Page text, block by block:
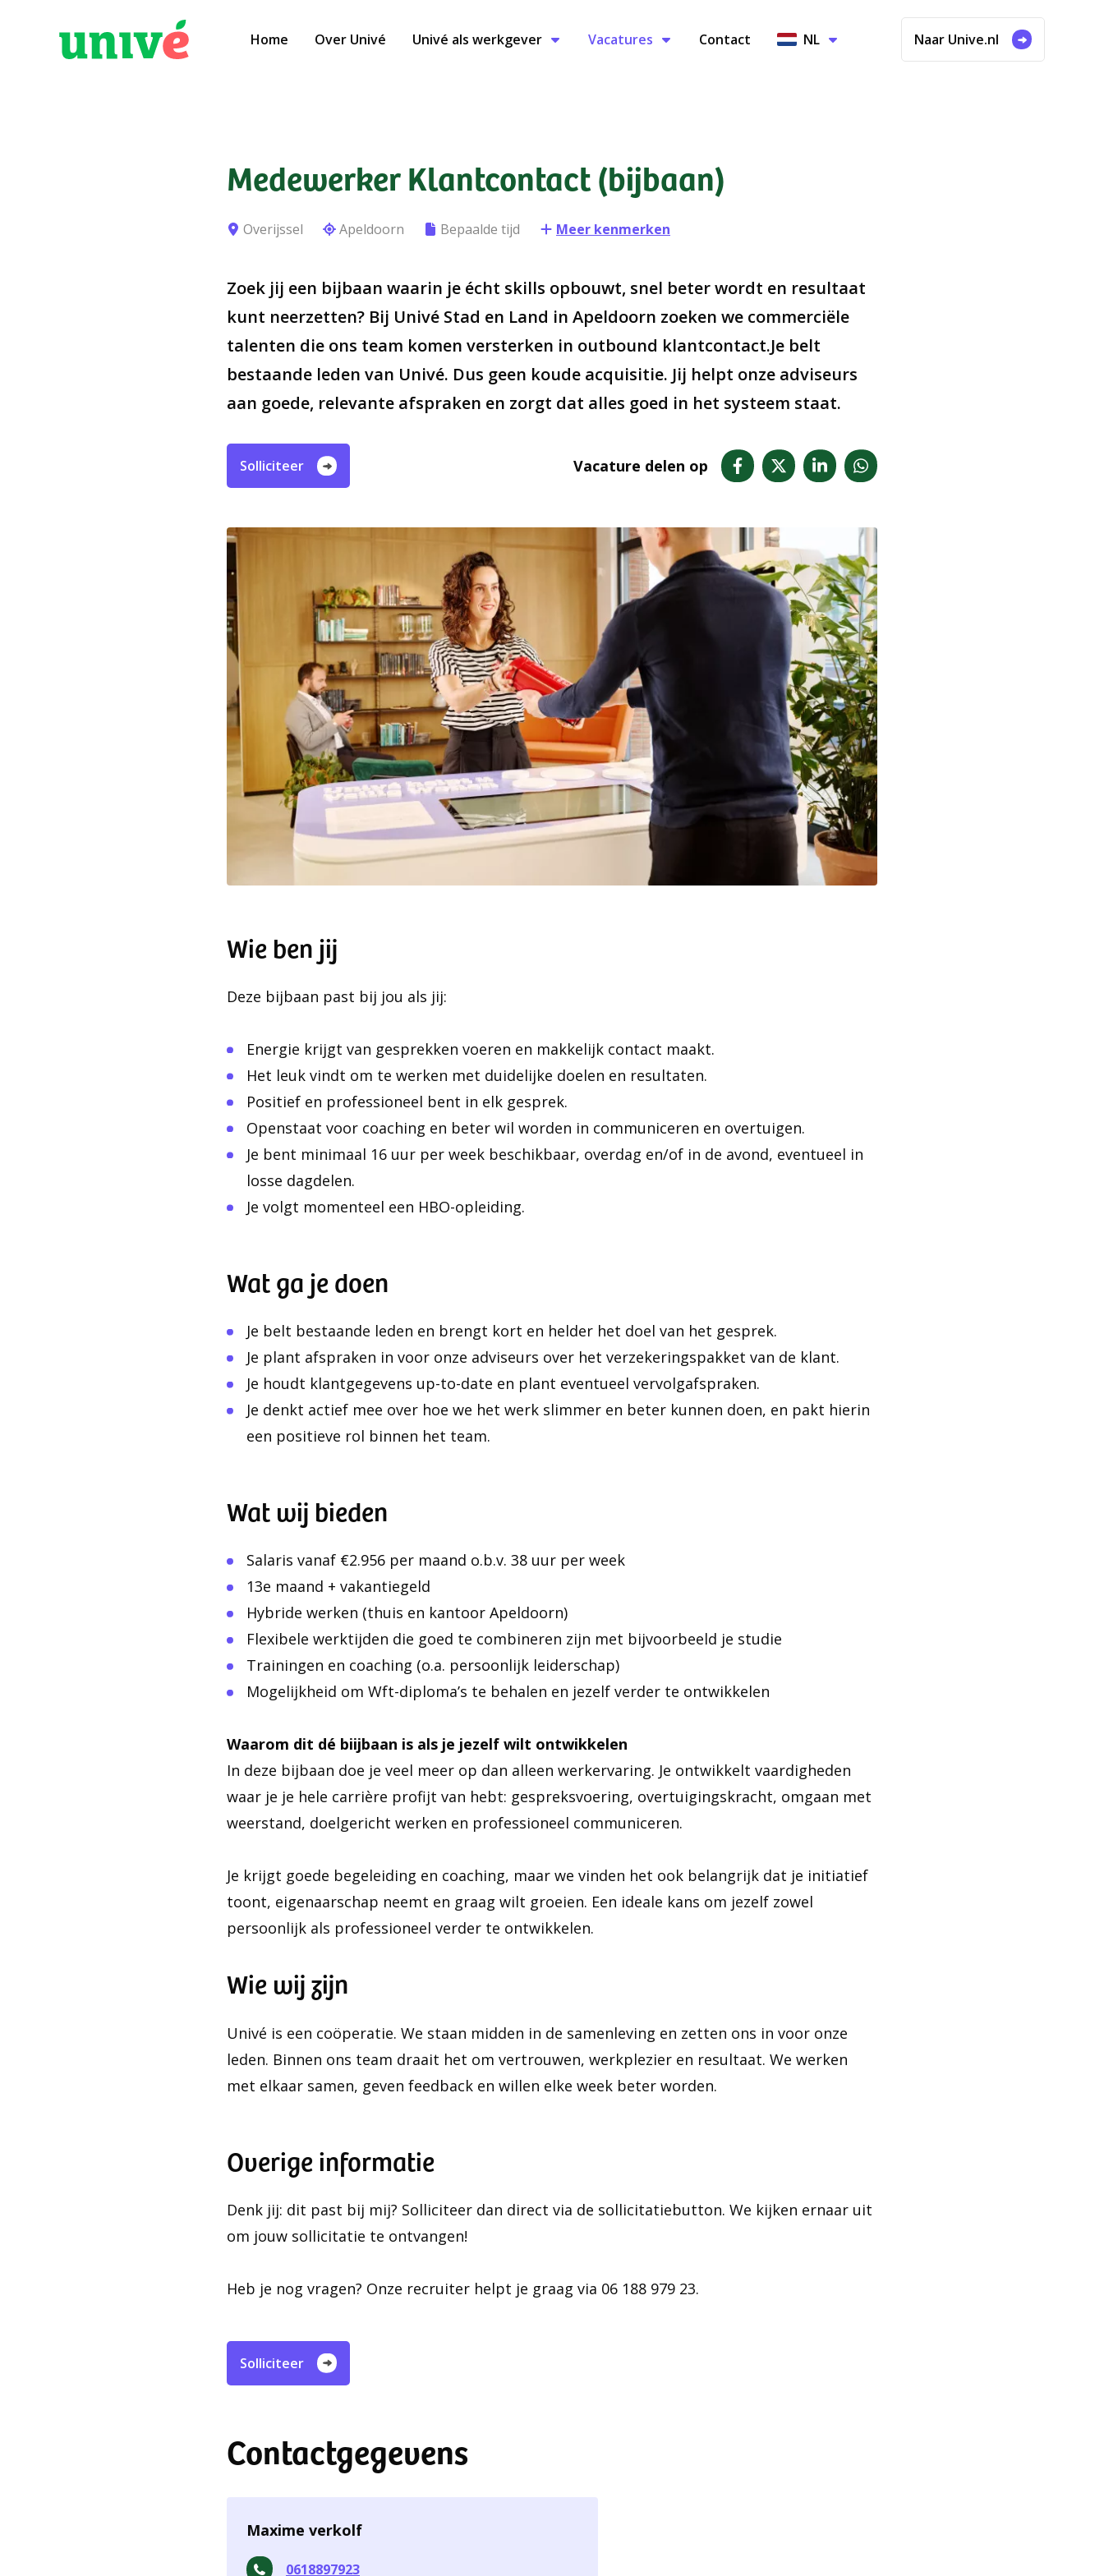
Home Over Univé Univé als werkgever Vacatures Contact NL Naar Unive.nl
Medewerker Klantcontact (bijbaan)
Overijssel Apeldoorn Bepaalde tijd Meer kenmerken
Zoek jij een bijbaan waarin je écht skills opbouwt, snel beter wordt en resultaat
kunt neerzetten? Bij Univé Stad en Land in Apeldoorn zoeken we commerciële
talenten die ons team komen versterken in outbound klantcontact.Je belt
bestaande leden van Univé. Dus geen koude acquisitie. Jij helpt onze adviseurs
aan goede, relevante afspraken en zorgt dat alles goed in het systeem staat.
Solliciteer Vacature delen op
Wie ben jij
Deze bijbaan past bij jou als jij:
Energie krijgt van gesprekken voeren en makkelijk contact maakt.
Het leuk vindt om te werken met duidelijke doelen en resultaten.
Positief en professioneel bent in elk gesprek.
Openstaat voor coaching en beter wil worden in communiceren en overtuigen.
Je bent minimaal 16 uur per week beschikbaar, overdag en/of in de avond, eventueel in
losse dagdelen.
Je volgt momenteel een HBO-opleiding.
Wat ga je doen
Je belt bestaande leden en brengt kort en helder het doel van het gesprek.
Je plant afspraken in voor onze adviseurs over het verzekeringspakket van de klant.
Je houdt klantgegevens up-to-date en plant eventueel vervolgafspraken.
Je denkt actief mee over hoe we het werk slimmer en beter kunnen doen, en pakt hierin
een positieve rol binnen het team.
Wat wij bieden
Salaris vanaf €2.956 per maand o.b.v. 38 uur per week
13e maand + vakantiegeld
Hybride werken (thuis en kantoor Apeldoorn)
Flexibele werktijden die goed te combineren zijn met bijvoorbeeld je studie
Trainingen en coaching (o.a. persoonlijk leiderschap)
Mogelijkheid om Wft-diploma’s te behalen en jezelf verder te ontwikkelen
Waarom dit dé biijbaan is als je jezelf wilt ontwikkelen
In deze bijbaan doe je veel meer op dan alleen werkervaring. Je ontwikkelt vaardigheden
waar je je hele carrière profijt van hebt: gespreksvoering, overtuigingskracht, omgaan met
weerstand, doelgericht werken en professioneel communiceren.
Je krijgt goede begeleiding en coaching, maar we vinden het ook belangrijk dat je initiatief
toont, eigenaarschap neemt en graag wilt groeien. Een ideale kans om jezelf zowel
persoonlijk als professioneel verder te ontwikkelen.
Wie wij zijn
Univé is een coöperatie. We staan midden in de samenleving en zetten ons in voor onze
leden. Binnen ons team draait het om vertrouwen, werkplezier en resultaat. We werken
met elkaar samen, geven feedback en willen elke week beter worden.
Overige informatie
Denk jij: dit past bij mij? Solliciteer dan direct via de sollicitatiebutton. We kijken ernaar uit
om jouw sollicitatie te ontvangen!
Heb je nog vragen? Onze recruiter helpt je graag via 06 188 979 23.
Solliciteer
Contactgegevens
Maxime verkolf
0618897923